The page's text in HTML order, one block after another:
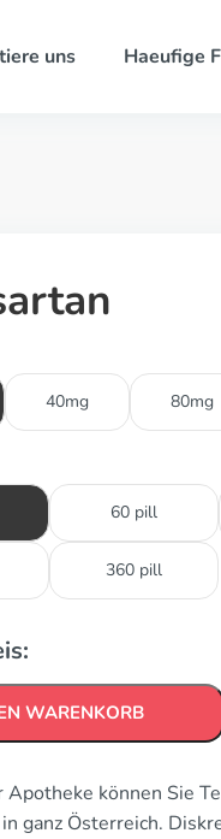
uns Haeufige
40mg 80mg
60 pill
360 pill
WARENKORB
Apotheke können Sie
ganz Österreich.